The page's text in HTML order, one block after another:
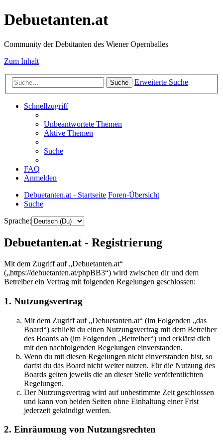
Debuetanten.at
Community der Debütanten des Wiener Opernballes
Zum Inhalt
Suche Erweiterte Suche
Schnellzugriff
Unbeantwortete Themen
Aktive Themen
Suche
FAQ
Anmelden
Debuetanten.at - Startseite Foren-Übersicht
Suche
Sprache:
Debuetanten.at - Registrierung
Mit dem Zugriff auf „Debuetanten.at“
(„https://debuetanten.at/phpBB3“) wird zwischen dir und dem
Betreiber ein Vertrag mit folgenden Regelungen geschlossen:
1. Nutzungsvertrag
Mit dem Zugriff auf „Debuetanten.at“ (im Folgenden „das
Board“) schließt du einen Nutzungsvertrag mit dem Betreiber
des Boards ab (im Folgenden „Betreiber“) und erklärst dich
mit den nachfolgenden Regelungen einverstanden.
Wenn du mit diesen Regelungen nicht einverstanden bist, so
darfst du das Board nicht weiter nutzen. Für die Nutzung des
Boards gelten jeweils die an dieser Stelle veröffentlichten
Regelungen.
Der Nutzungsvertrag wird auf unbestimmte Zeit geschlossen
und kann von beiden Seiten ohne Einhaltung einer Frist
jederzeit gekündigt werden.
2. Einräumung von Nutzungsrechten